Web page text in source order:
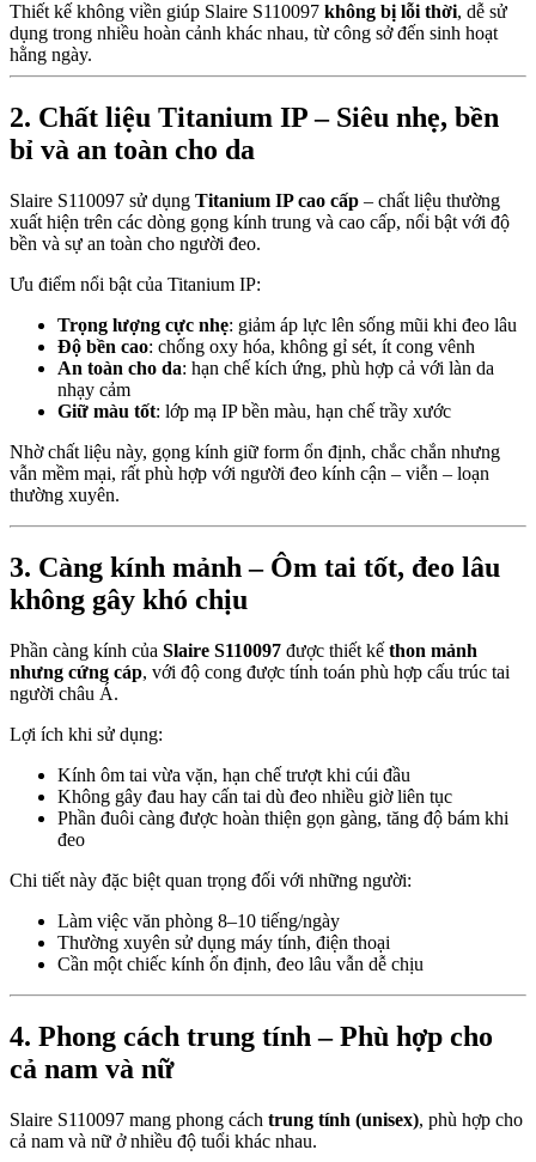
Thiết kế không viền giúp Slaire S110097 không bị lỗi thời, dễ sử
dụng trong nhiều hoàn cảnh khác nhau, từ công sở đến sinh hoạt
hằng ngày.
2. Chất liệu Titanium IP – Siêu nhẹ, bền
bỉ và an toàn cho da
Slaire S110097 sử dụng Titanium IP cao cấp – chất liệu thường
xuất hiện trên các dòng gọng kính trung và cao cấp, nổi bật với độ
bền và sự an toàn cho người đeo.
Ưu điểm nổi bật của Titanium IP:
Trọng lượng cực nhẹ: giảm áp lực lên sống mũi khi đeo lâu
Độ bền cao: chống oxy hóa, không gỉ sét, ít cong vênh
An toàn cho da: hạn chế kích ứng, phù hợp cả với làn da
nhạy cảm
Giữ màu tốt: lớp mạ IP bền màu, hạn chế trầy xước
Nhờ chất liệu này, gọng kính giữ form ổn định, chắc chắn nhưng
vẫn mềm mại, rất phù hợp với người đeo kính cận – viễn – loạn
thường xuyên.
3. Càng kính mảnh – Ôm tai tốt, đeo lâu
không gây khó chịu
Phần càng kính của Slaire S110097 được thiết kế thon mảnh
nhưng cứng cáp, với độ cong được tính toán phù hợp cấu trúc tai
người châu Á.
Lợi ích khi sử dụng:
Kính ôm tai vừa vặn, hạn chế trượt khi cúi đầu
Không gây đau hay cấn tai dù đeo nhiều giờ liên tục
Phần đuôi càng được hoàn thiện gọn gàng, tăng độ bám khi
đeo
Chi tiết này đặc biệt quan trọng đối với những người:
Làm việc văn phòng 8–10 tiếng/ngày
Thường xuyên sử dụng máy tính, điện thoại
Cần một chiếc kính ổn định, đeo lâu vẫn dễ chịu
4. Phong cách trung tính – Phù hợp cho
cả nam và nữ
Slaire S110097 mang phong cách trung tính (unisex), phù hợp cho
cả nam và nữ ở nhiều độ tuổi khác nhau.